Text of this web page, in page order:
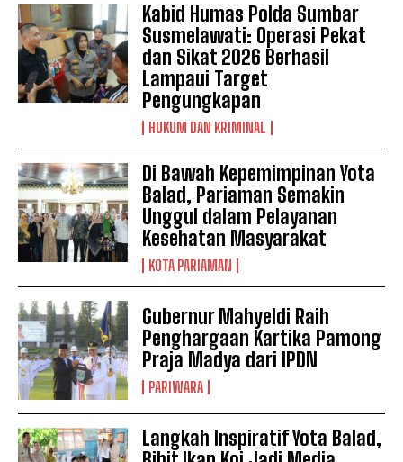
Kabid Humas Polda Sumbar
Susmelawati: Operasi Pekat
dan Sikat 2026 Berhasil
Lampaui Target
Pengungkapan
HUKUM DAN KRIMINAL
Di Bawah Kepemimpinan Yota
Balad, Pariaman Semakin
Unggul dalam Pelayanan
Kesehatan Masyarakat
KOTA PARIAMAN
Gubernur Mahyeldi Raih
Penghargaan Kartika Pamong
Praja Madya dari IPDN
PARIWARA
Langkah Inspiratif Yota Balad,